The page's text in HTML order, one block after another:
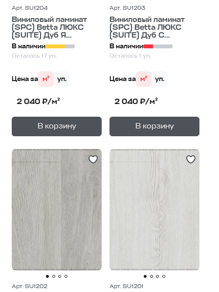
Арт. SU1204
Виниловый ламинат
(SPC) Betta ЛЮКС
(SUITE) Дуб Я...
В наличии
Осталось 17 уп.
Цена за м² уп.
2 040 ₽/м²
В корзину
— 1уп.
Арт. SU1203
Виниловый ламинат
(SPC) Betta ЛЮКС
(SUITE) Дуб С...
В наличии
Осталось 1 уп.
Цена за м² уп.
2 040 ₽/м²
В корзину
— 1уп.
Арт. SU1202 Арт. SU1201